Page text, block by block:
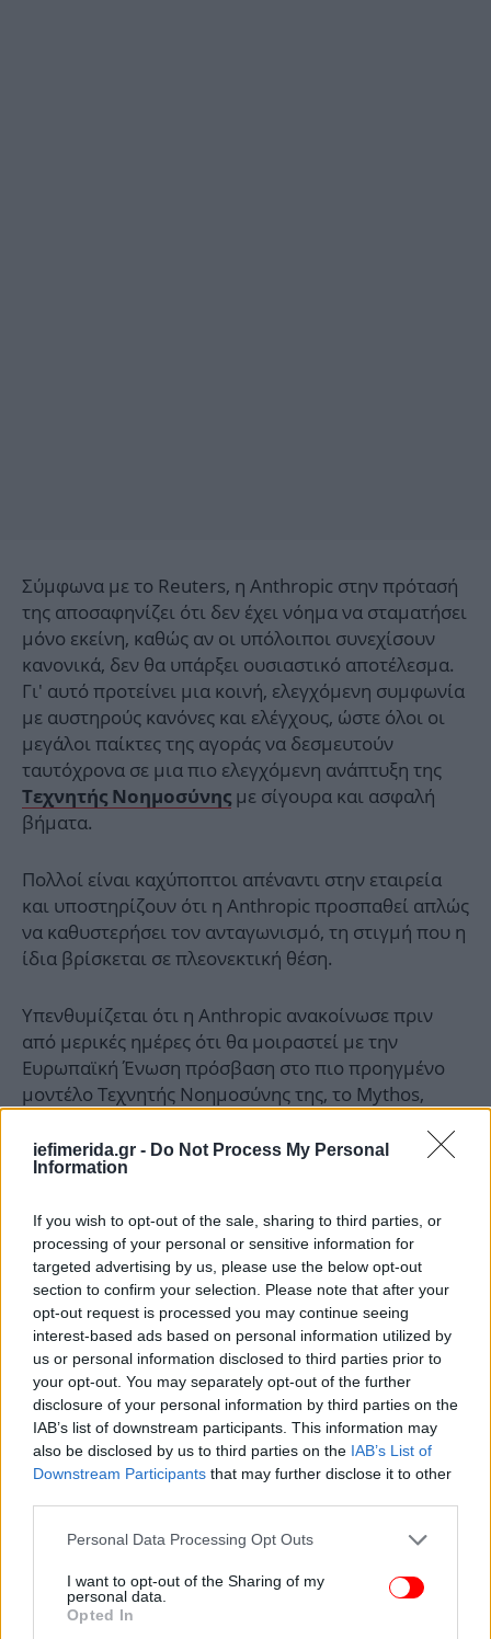
iefimerida.gr - Do Not Process My Personal
Information
If you wish to opt-out of the sale, sharing to third parties, or
processing of your personal or sensitive information for
targeted advertising by us, please use the below opt-out
section to confirm your selection. Please note that after your
opt-out request is processed you may continue seeing
interest-based ads based on personal information utilized by
us or personal information disclosed to third parties prior to
your opt-out. You may separately opt-out of the further
disclosure of your personal information by third parties on the
IAB’s list of downstream participants. This information may
also be disclosed by us to third parties on the IAB’s List of
Downstream Participants that may further disclose it to other
Please note that this website/app uses one or more Google
not limited to your visit or usage behaviour. You may click to
grant or deny consent to Google and its third-party tags to
use your data for below specified purposes in below Google
Personal Data Processing Opt Outs
I want to opt-out of the Sharing of my
personal data.
Opted In
Σύμφωνα με το Reuters, η Anthropic στην πρότασή
της αποσαφηνίζει ότι δεν έχει νόημα να σταματήσει
μόνο εκείνη, καθώς αν οι υπόλοιποι συνεχίσουν
κανονικά, δεν θα υπάρξει ουσιαστικό αποτέλεσμα.
Γι' αυτό προτείνει μια κοινή, ελεγχόμενη συμφωνία
με αυστηρούς κανόνες και ελέγχους, ώστε όλοι οι
μεγάλοι παίκτες της αγοράς να δεσμευτούν
ταυτόχρονα σε μια πιο ελεγχόμενη ανάπτυξη της
Τεχνητής Νοημοσύνης με σίγουρα και ασφαλή
βήματα.
Πολλοί είναι καχύποπτοι απέναντι στην εταιρεία
και υποστηρίζουν ότι η Anthropic προσπαθεί απλώς
να καθυστερήσει τον ανταγωνισμό, τη στιγμή που η
ίδια βρίσκεται σε πλεονεκτική θέση.
Υπενθυμίζεται ότι η Anthropic ανακοίνωσε πριν
από μερικές ημέρες ότι θα μοιραστεί με την
Ευρωπαϊκή Ένωση πρόσβαση στο πιο προηγμένο
μοντέλο Τεχνητής Νοημοσύνης της, το Mythos,
για την κυβερνοασφάλεια.
ΟΛΕΣ ΟΙ ΕΙΔΗΣΕΙΣ
Τέλος τα αναψυκτικά και τα αλλαντικά από τα σχολικά
κυλικεία -Τι αλλάζει από τη νέα χρονιά
Αυτή είναι η σκιώδης κυβέρνηση του ΠΑΣΟΚ -Ποιοι
τοποθετούνται στους κρίσιμους τομείς
Πιερρακάκης: Στα 1.600 ευρώ αυξάνεται το ακατάσχετο
ποσό για οφειλές προς Δημόσιο και τράπεζες